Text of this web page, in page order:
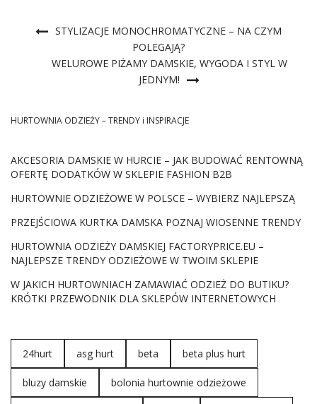
STYLIZACJE MONOCHROMATYCZNE – NA CZYM
POLEGAJĄ?
WELUROWE PIŻAMY DAMSKIE, WYGODA I STYL W
JEDNYM!
HURTOWNIA ODZIEŻY – TRENDY i INSPIRACJE
AKCESORIA DAMSKIE W HURCIE – JAK BUDOWAĆ RENTOWNĄ
OFERTĘ DODATKÓW W SKLEPIE FASHION B2B
HURTOWNIE ODZIEŻOWE W POLSCE – WYBIERZ NAJLEPSZĄ
PRZEJŚCIOWA KURTKA DAMSKA POZNAJ WIOSENNE TRENDY
HURTOWNIA ODZIEŻY DAMSKIEJ FACTORYPRICE.EU –
NAJLEPSZE TRENDY ODZIEŻOWE W TWOIM SKLEPIE
W JAKICH HURTOWNIACH ZAMAWIAĆ ODZIEŻ DO BUTIKU?
KRÓTKI PRZEWODNIK DLA SKLEPÓW INTERNETOWYCH
24hurt asg hurt beta beta plus hurt
bluzy damskie bolonia hurtownie odzieżowe